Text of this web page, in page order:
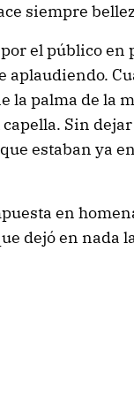
siempre
el público en
aplaudiendo.
la palma de la
Sin
estaban ya
en
dejó en nada